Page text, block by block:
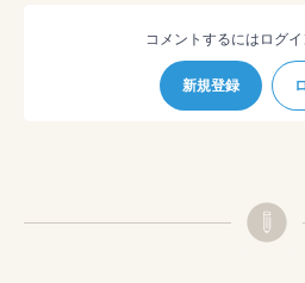
コメントするにはログ
新規登録